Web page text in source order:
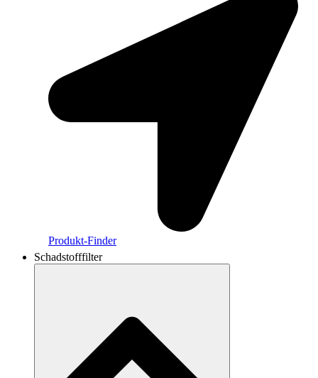
Produkt-Finder
Schadstofffilter